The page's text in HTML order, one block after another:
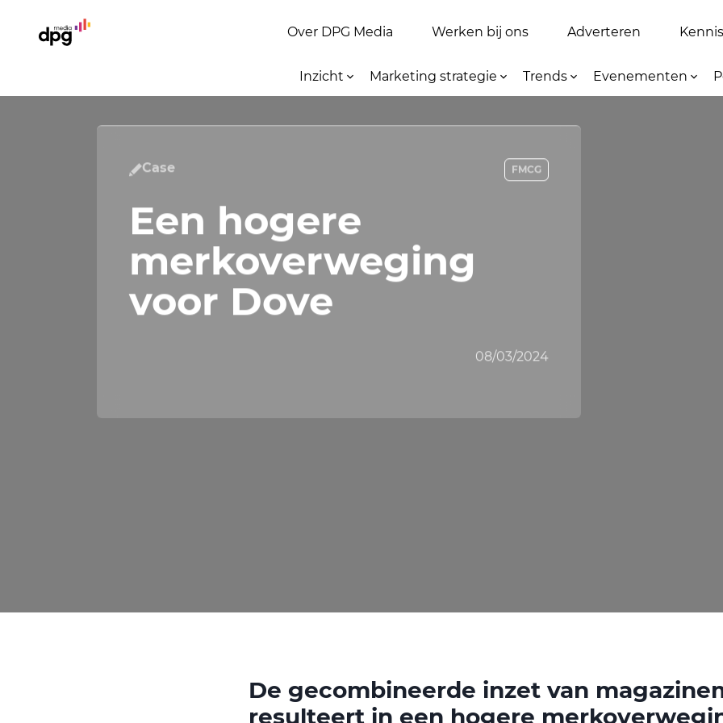
Over DPG Media Werken bij ons Adverteren
Inzicht Marketing strategie Trends Evenementen
Case FMCG
Een hogere
merkoverweging
voor Dove
08/03/2024
De gecombineerde inzet van
resulteert in een hogere